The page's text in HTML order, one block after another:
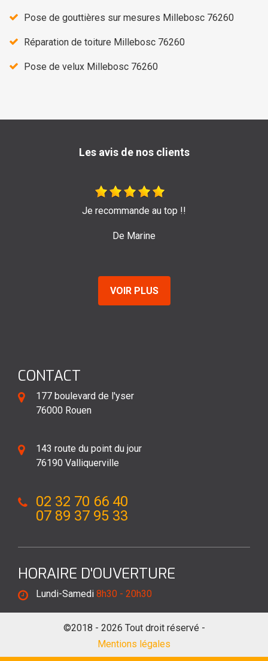
Pose de gouttières sur mesures Millebosc 76260
Réparation de toiture Millebosc 76260
Pose de velux Millebosc 76260
Les avis de nos clients
Très bon travail de l'entreprise Sage ! Je les
VOIR PLUS
CONTACT
177 boulevard de l'yser
76000 Rouen
143 route du point du jour
76190 Valliquerville
02 32 70 66 40
07 89 37 95 33
HORAIRE D'OUVERTURE
Lundi-Samedi 8h30 - 20h30
©2018 - 2026 Tout droit réservé -
Mentions légales